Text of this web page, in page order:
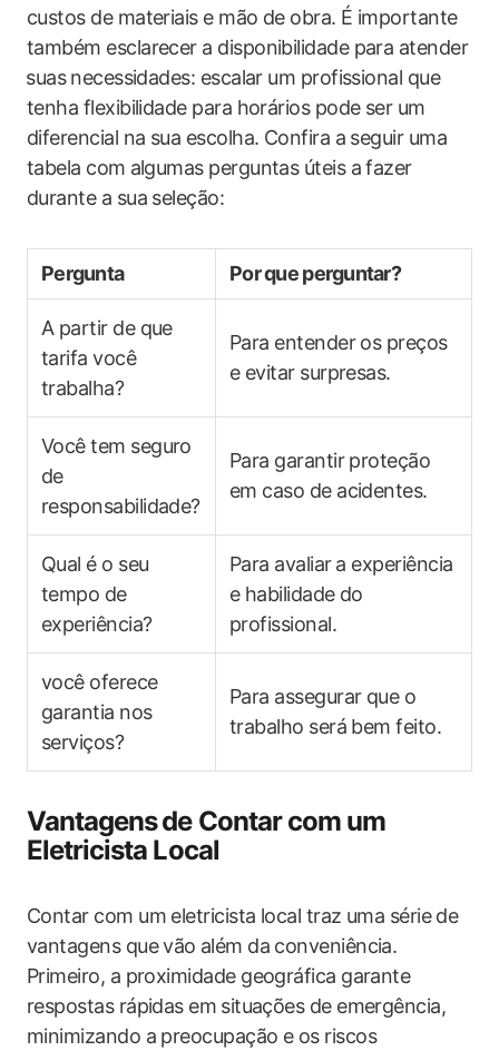
custos de materiais e mão de obra. É importante​
também esclarecer a disponibilidade para atender
⁣suas⁤ necessidades: escalar um profissional que
tenha flexibilidade para horários pode ser ‌um
diferencial na sua escolha. Confira a seguir uma
tabela ​com ⁢algumas perguntas úteis a fazer
durante a sua seleção:
Pergunta Por que perguntar?
A partir de que
tarifa você
trabalha?
Para entender os preços
e evitar ‍surpresas.
Você tem seguro
de
responsabilidade?
Para garantir proteção
em caso de acidentes.
Qual é o seu
tempo de
experiência?
Para avaliar⁤ a experiência
e habilidade do
profissional.
você oferece
garantia nos ​
serviços?
Para assegurar que o
trabalho será bem feito.
Vantagens⁢ de Contar com um
‍Eletricista Local
Contar com um eletricista‍ local traz uma série ⁣de
vantagens que vão⁤ além da conveniência.
Primeiro, a proximidade ​geográfica garante
respostas rápidas em ⁢situações de emergência,
minimizando a preocupação e os riscos